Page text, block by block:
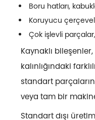
Boru hatları,
Koruyucu
Çok işlevli
Kaynaklı
kalınlığındaki
standart parçaların
veya tam bir
Standart dışı